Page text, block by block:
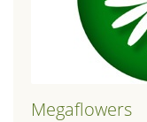
Megaflowers